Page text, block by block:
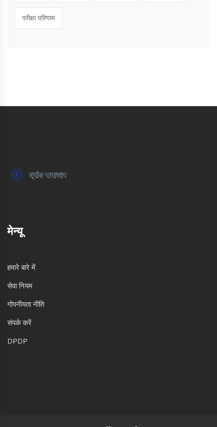
परीक्षा परिणाम
मेन्यू
हमारे बारे में
सेवा नियम
गोपनीयता नीति
संपर्क करें
DPDP